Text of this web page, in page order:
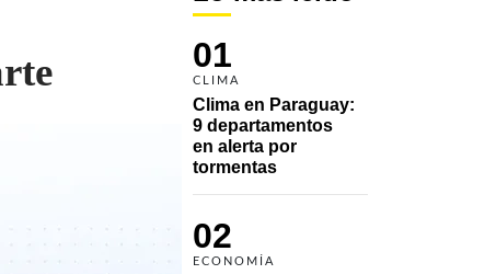
01
CLIMA
Clima en Paraguay:
9 departamentos
en alerta por
tormentas
02
ECONOMÍA